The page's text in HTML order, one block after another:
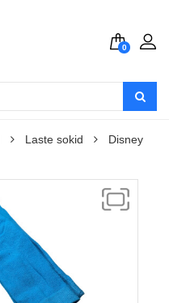
0
Laste sokid
Disney